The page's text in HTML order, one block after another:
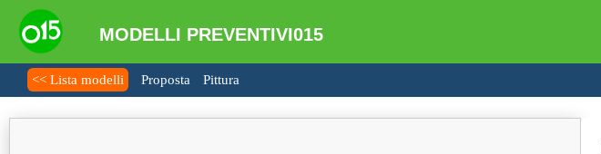
MODELLI PREVENTIVI015
<< Lista modelli Proposta Pittura